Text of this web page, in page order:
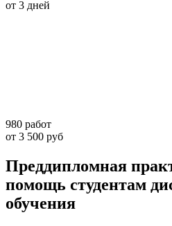
от 3 дней
980 работ
от 3 500 руб
Преддипломная
помощь студентам
обучения